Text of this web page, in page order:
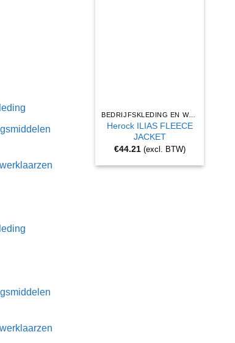
BEDRIJFSKLEDING EN WERKKLEDING
Herock ILIAS FLEECE
JACKET
€44.21 (excl. BTW)